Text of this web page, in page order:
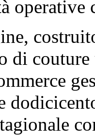
operative
di